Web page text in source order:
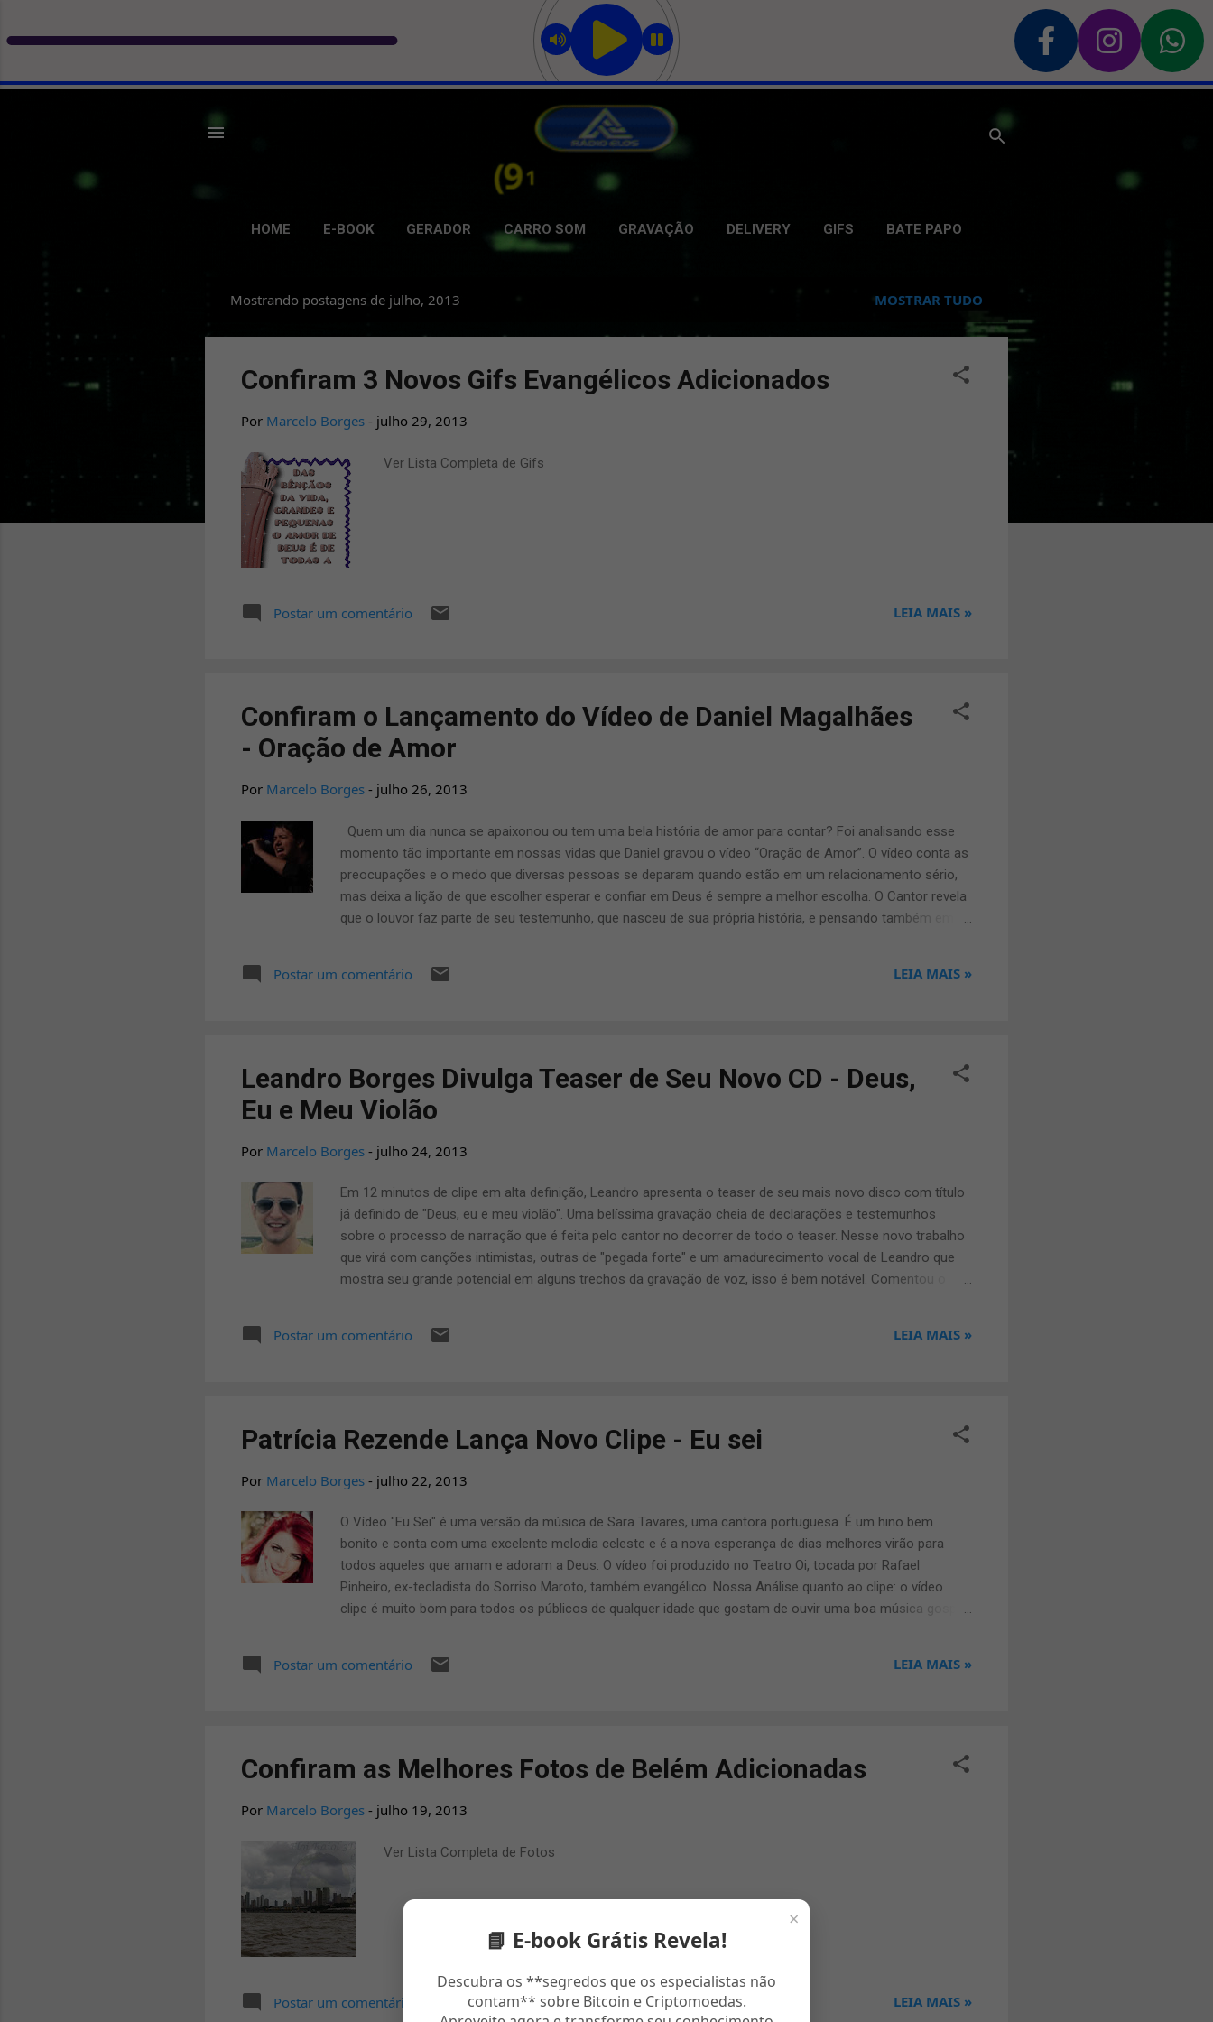
Pular para o conteúdo principal
×
📘 E-book Grátis Revela!
Descubra os **segredos que os especialistas não
contam** sobre Bitcoin e Criptomoedas.
HOME E-BOOK GERADOR CARRO SOM GRAVAÇÃO DELIVERY GIFS BATE PAPO
o
Mostrando postagens de julho, 2013 MOSTRAR TUDO
Confiram 3 Novos Gifs Evangélicos Adicionados
Por Marcelo Borges - julho 29, 2013
Ver Lista Completa de Gifs
Postar um comentário LEIA MAIS »
Confiram o Lançamento do Vídeo de Daniel Magalhães
- Oração de Amor
Por Marcelo Borges - julho 26, 2013
Quem um dia nunca se apaixonou ou tem uma bela história de amor para contar? Foi analisando esse
momento tão importante em nossas vidas que Daniel gravou o vídeo “Oração de Amor”. O vídeo conta as
preocupações e o medo que diversas pessoas se deparam quando estão em um relacionamento sério,
mas deixa a lição de que escolher esperar e confiar em Deus é sempre a melhor escolha. O Cantor revela
que o louvor faz parte de seu testemunho, que nasceu de sua própria história, e pensando também em
que possa edificar a vida de muitos jovens e que eles entendam através dessa mensagem que esperar e
Postar um comentário LEIA MAIS »
Leandro Borges Divulga Teaser de Seu Novo CD - Deus,
Eu e Meu Violão
Por Marcelo Borges - julho 24, 2013
Em 12 minutos de clipe em alta definição, Leandro apresenta o teaser de seu mais novo disco com título
já definido de "Deus, eu e meu violão". Uma belíssima gravação cheia de declarações e testemunhos
sobre o processo de narração que é feita pelo cantor no decorrer de todo o teaser. Nesse novo trabalho
que virá com canções intimistas, outras de "pegada forte" e um amadurecimento vocal de Leandro que
mostra seu grande potencial em alguns trechos da gravação de voz, isso é bem notável. Comentou o
adiantou que a previsão de lançamento é para julho e o novo disco conta com participações especiais da
Postar um comentário LEIA MAIS »
Patrícia Rezende Lança Novo Clipe - Eu sei
Por Marcelo Borges - julho 22, 2013
O Vídeo "Eu Sei" é uma versão da música de Sara Tavares, uma cantora portuguesa. É um hino bem
bonito e conta com uma excelente melodia celeste e é a nova esperança de dias melhores virão para
todos aqueles que amam e adoram a Deus. O vídeo foi produzido no Teatro Oi, tocada por Rafael
Pinheiro, ex-tecladista do Sorriso Maroto, também evangélico. Nossa Análise quanto ao clipe: o vídeo
clipe é muito bom para todos os públicos de qualquer idade que gostam de ouvir uma boa música gospel
músicas evangélicas de qualidade principalmente nas grandes webs radio gospel como o chat gospel
Postar um comentário LEIA MAIS »
Confiram as Melhores Fotos de Belém Adicionadas
Por Marcelo Borges - julho 19, 2013
Ver Lista Completa de Fotos
Postar um comentário LEIA MAIS »